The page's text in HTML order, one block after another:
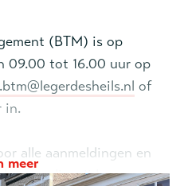
(BTM) is op
09.00 tot 16.00 uur op
of
in.
alle aanmeldingen en
zorg die wij leveren.
meer